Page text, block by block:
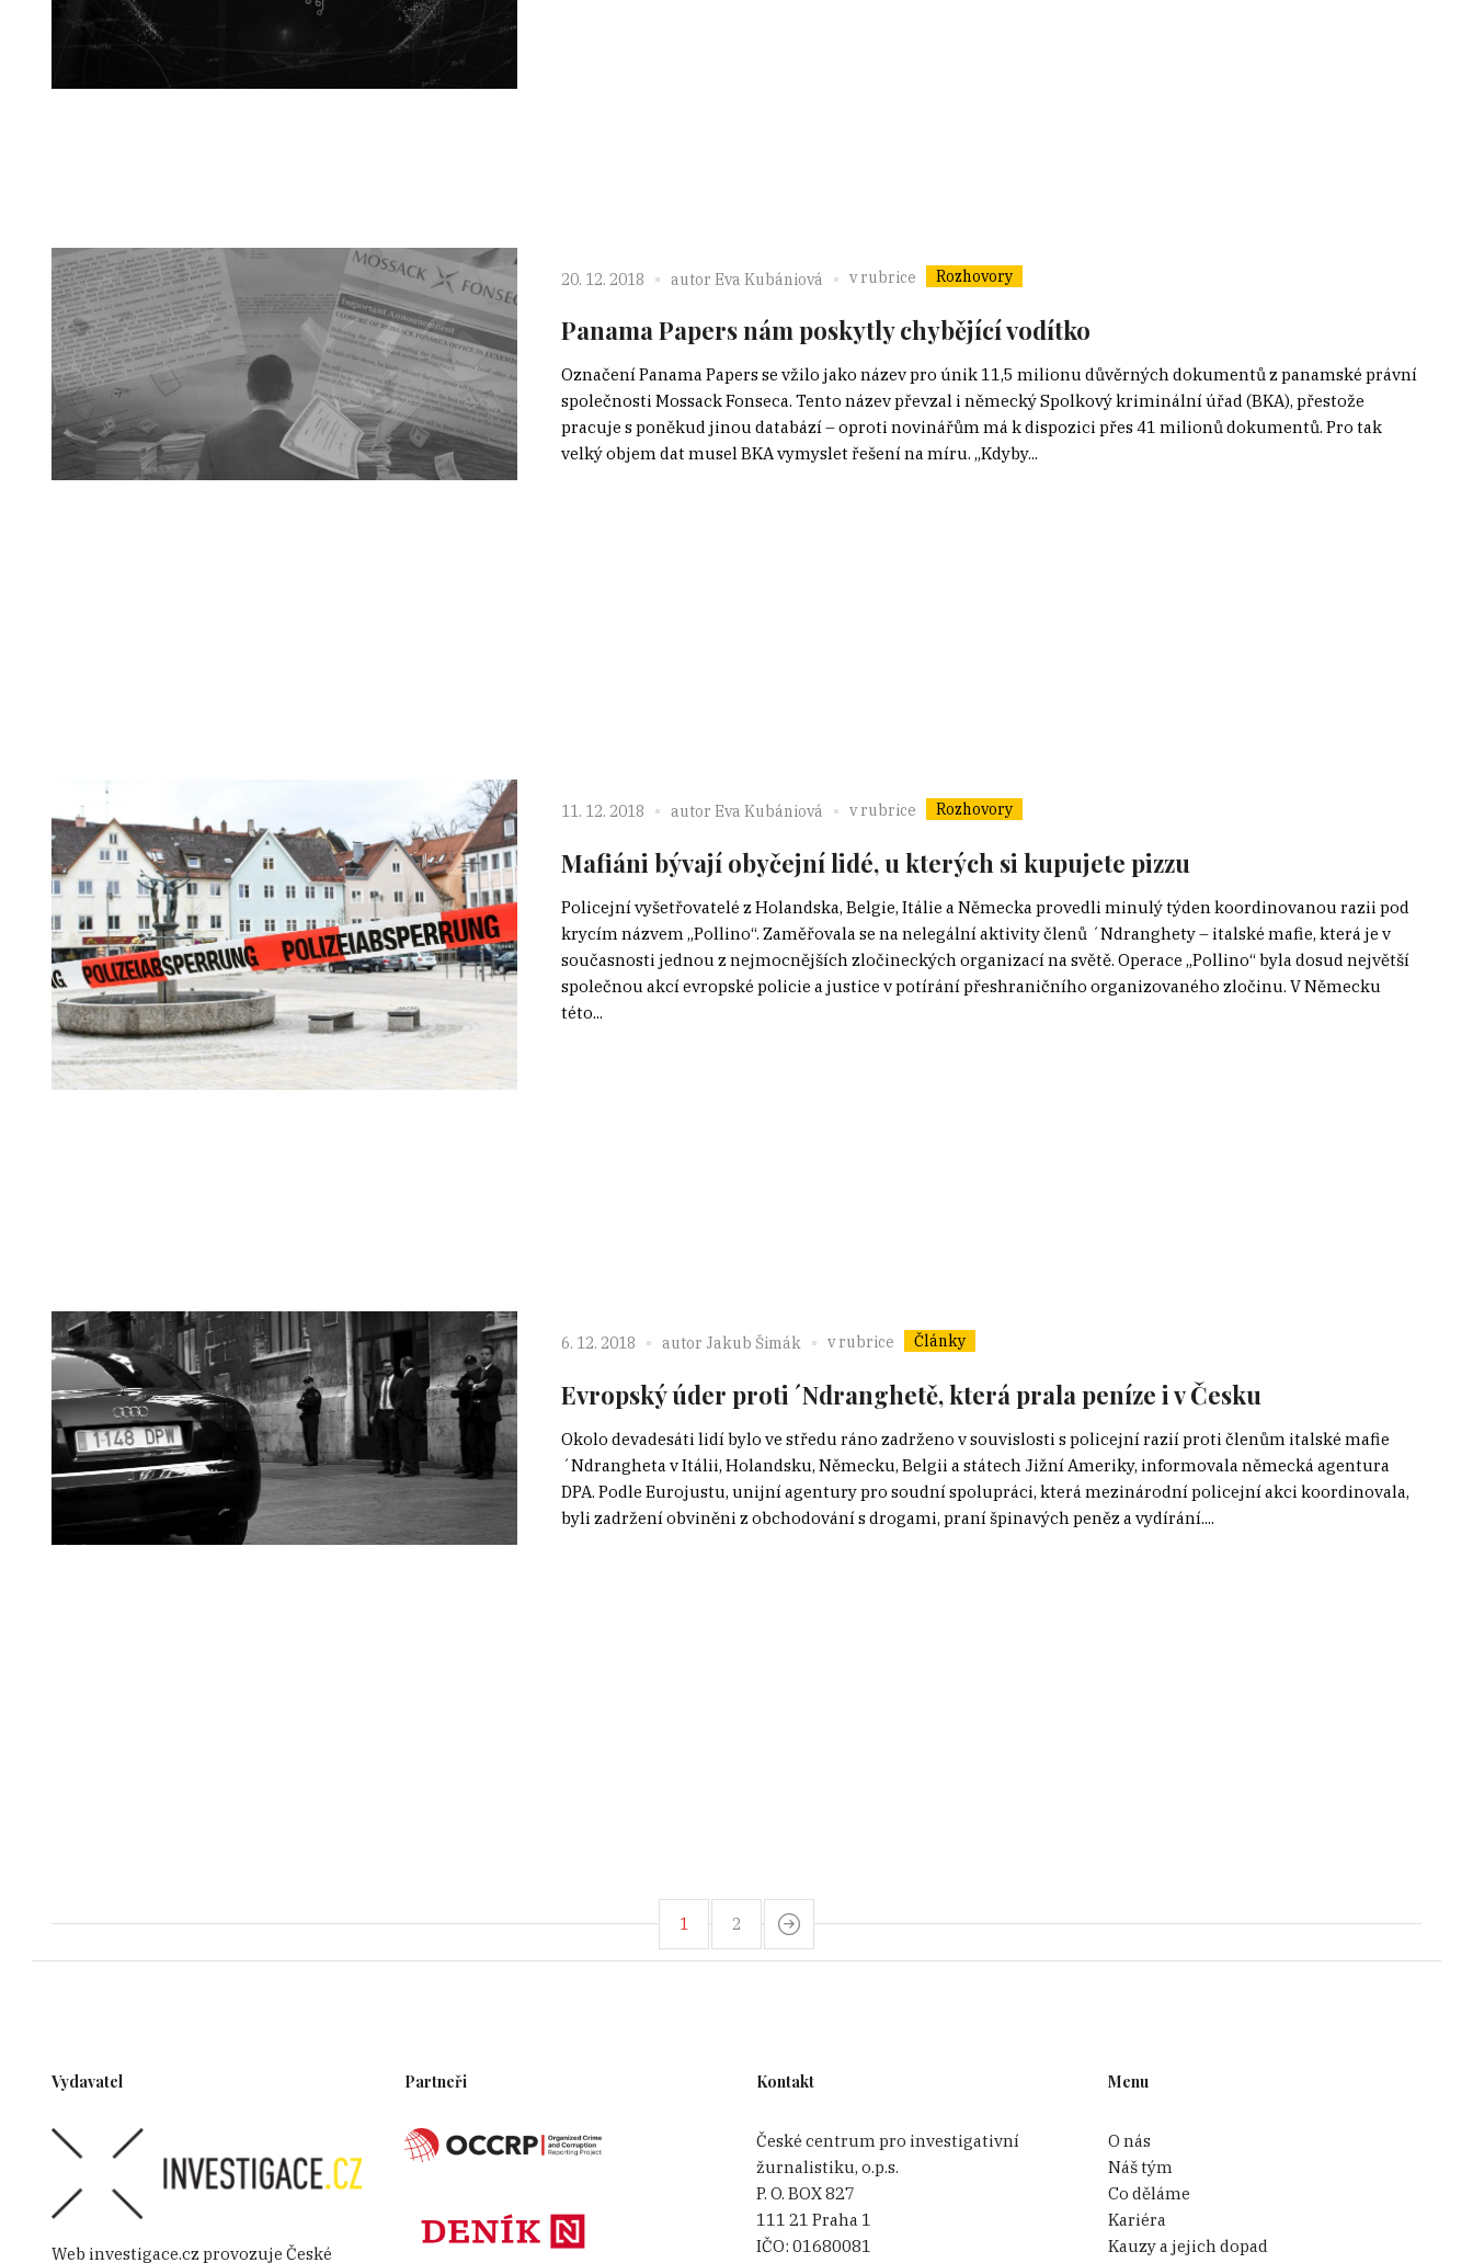
20. 12. 2018 autor Eva Kubániová v rubrice Rozhovory
Panama Papers nám poskytly chybějící vodítko
Označení Panama Papers se vžilo jako název pro únik 11,5 milionu důvěrných dokumentů z panamské právní
společnosti Mossack Fonseca. Tento název převzal i německý Spolkový kriminální úřad (BKA), přestože
pracuje s poněkud jinou databází – oproti novinářům má k dispozici přes 41 milionů dokumentů. Pro tak
velký objem dat musel BKA vymyslet řešení na míru. „Kdyby...
11. 12. 2018 autor Eva Kubániová v rubrice Rozhovory
Mafiáni bývají obyčejní lidé, u kterých si kupujete pizzu
Policejní vyšetřovatelé z Holandska, Belgie, Itálie a Německa provedli minulý týden koordinovanou razii pod
krycím názvem „Pollino“. Zaměřovala se na nelegální aktivity členů ´Ndranghety – italské mafie, která je v
současnosti jednou z nejmocnějších zločineckých organizací na světě. Operace „Pollino“ byla dosud největší
společnou akcí evropské policie a justice v potírání přeshraničního organizovaného zločinu. V Německu
této...
6. 12. 2018 autor Jakub Šimák v rubrice Články
Evropský úder proti ´Ndranghetě, která prala peníze i v Česku
Okolo devadesáti lidí bylo ve středu ráno zadrženo v souvislosti s policejní razií proti členům italské mafie
´Ndrangheta v Itálii, Holandsku, Německu, Belgii a státech Jižní Ameriky, informovala německá agentura
DPA. Podle Eurojustu, unijní agentury pro soudní spolupráci, která mezinárodní policejní akci koordinovala,
byli zadržení obviněni z obchodování s drogami, praní špinavých peněz a vydírání....
1 2
Vydavatel
Web investigace.cz provozuje České
Partneři Kontakt
České centrum pro investigativní
žurnalistiku, o.p.s.
P. O. BOX 827
111 21 Praha 1
IČO: 01680081
Menu
O nás
Náš tým
Co děláme
Kariéra
Kauzy a jejich dopad